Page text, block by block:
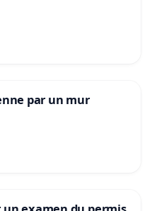
par un mur